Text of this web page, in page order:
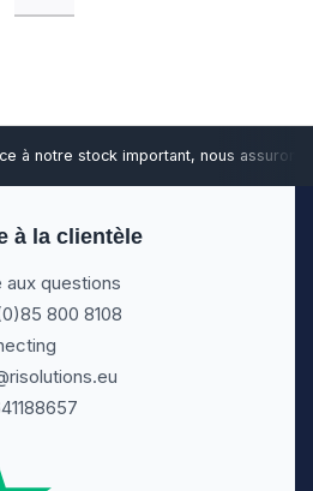
à notre stock important, nous
à la clientèle
aux questions
800 8108